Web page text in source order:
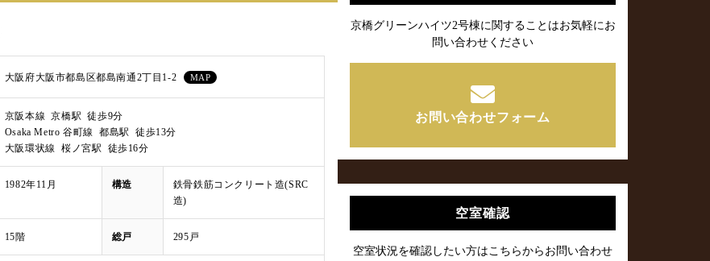
大阪府大阪市都島区都島南通2丁目1-2 MAP
京阪本線 京橋駅 徒歩9分
Osaka Metro 谷町線 都島駅 徒歩13分
大阪環状線 桜ノ宮駅 徒歩16分
1982年11月 構造
鉄骨鉄筋コンクリート造(SRC
造)
15階 総戸 295戸
京橋グリーンハイツ2号棟に関することはお気軽にお
問い合わせください
お問い合わせフォーム
空室確認
空室状況を確認したい方はこちらからお問い合わせ